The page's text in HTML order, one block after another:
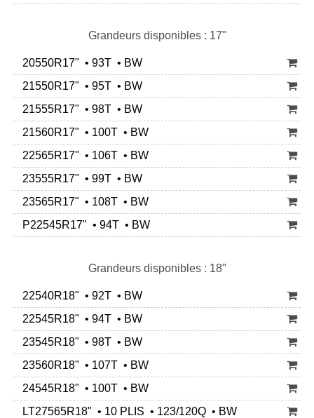
Grandeurs disponibles : 17"
20550R17" • 93T • BW
21550R17" • 95T • BW
21555R17" • 98T • BW
21560R17" • 100T • BW
22565R17" • 106T • BW
23555R17" • 99T • BW
23565R17" • 108T • BW
P22545R17" • 94T • BW
Grandeurs disponibles : 18"
22540R18" • 92T • BW
22545R18" • 94T • BW
23545R18" • 98T • BW
23560R18" • 107T • BW
24545R18" • 100T • BW
LT27565R18" • 10 PLIS • 123/120Q • BW